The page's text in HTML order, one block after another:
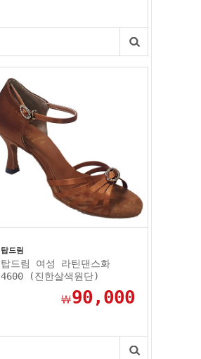
탑드림
탑드림 여성 라틴댄스화
4600 (진한살색원단)
￦90,000